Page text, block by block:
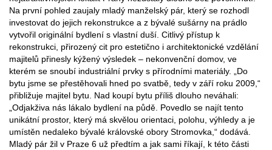
Na první pohled zaujaly mladý manželský pár, který se rozhodl
investovat do jejich rekonstrukce a z bývalé sušárny na prádlo
vytvořil originální bydlení s vlastní duší. Citlivý přístup k
rekonstrukci, přirozený cit pro estetično i architektonické vzdělání
majitelů přinesly kýžený výsledek – nekonvenční domov, ve
kterém se snoubí industriální prvky s přírodními materiály. „Do
bytu jsme se přestěhovali hned po svatbě, tedy v září roku 2009,“
přibližuje majitel bytu. Nad koupí bytu příliš dlouho neváhali:
„Odjakživa nás lákalo bydlení na půdě. Povedlo se najít tento
unikátní prostor, který má skvělou orientaci, polohu, výhledy a je
umístěn nedaleko bývalé královské obory Stromovka,“ dodává.
Mladý pár žil v Praze 6 už předtím a jak sami říkají, k této části